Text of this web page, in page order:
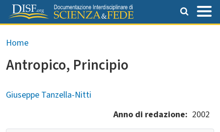
Salta al contenuto principale
Briciole di pane
Home
Antropico, Principio
Giuseppe Tanzella-Nitti
Anno di redazione
2002